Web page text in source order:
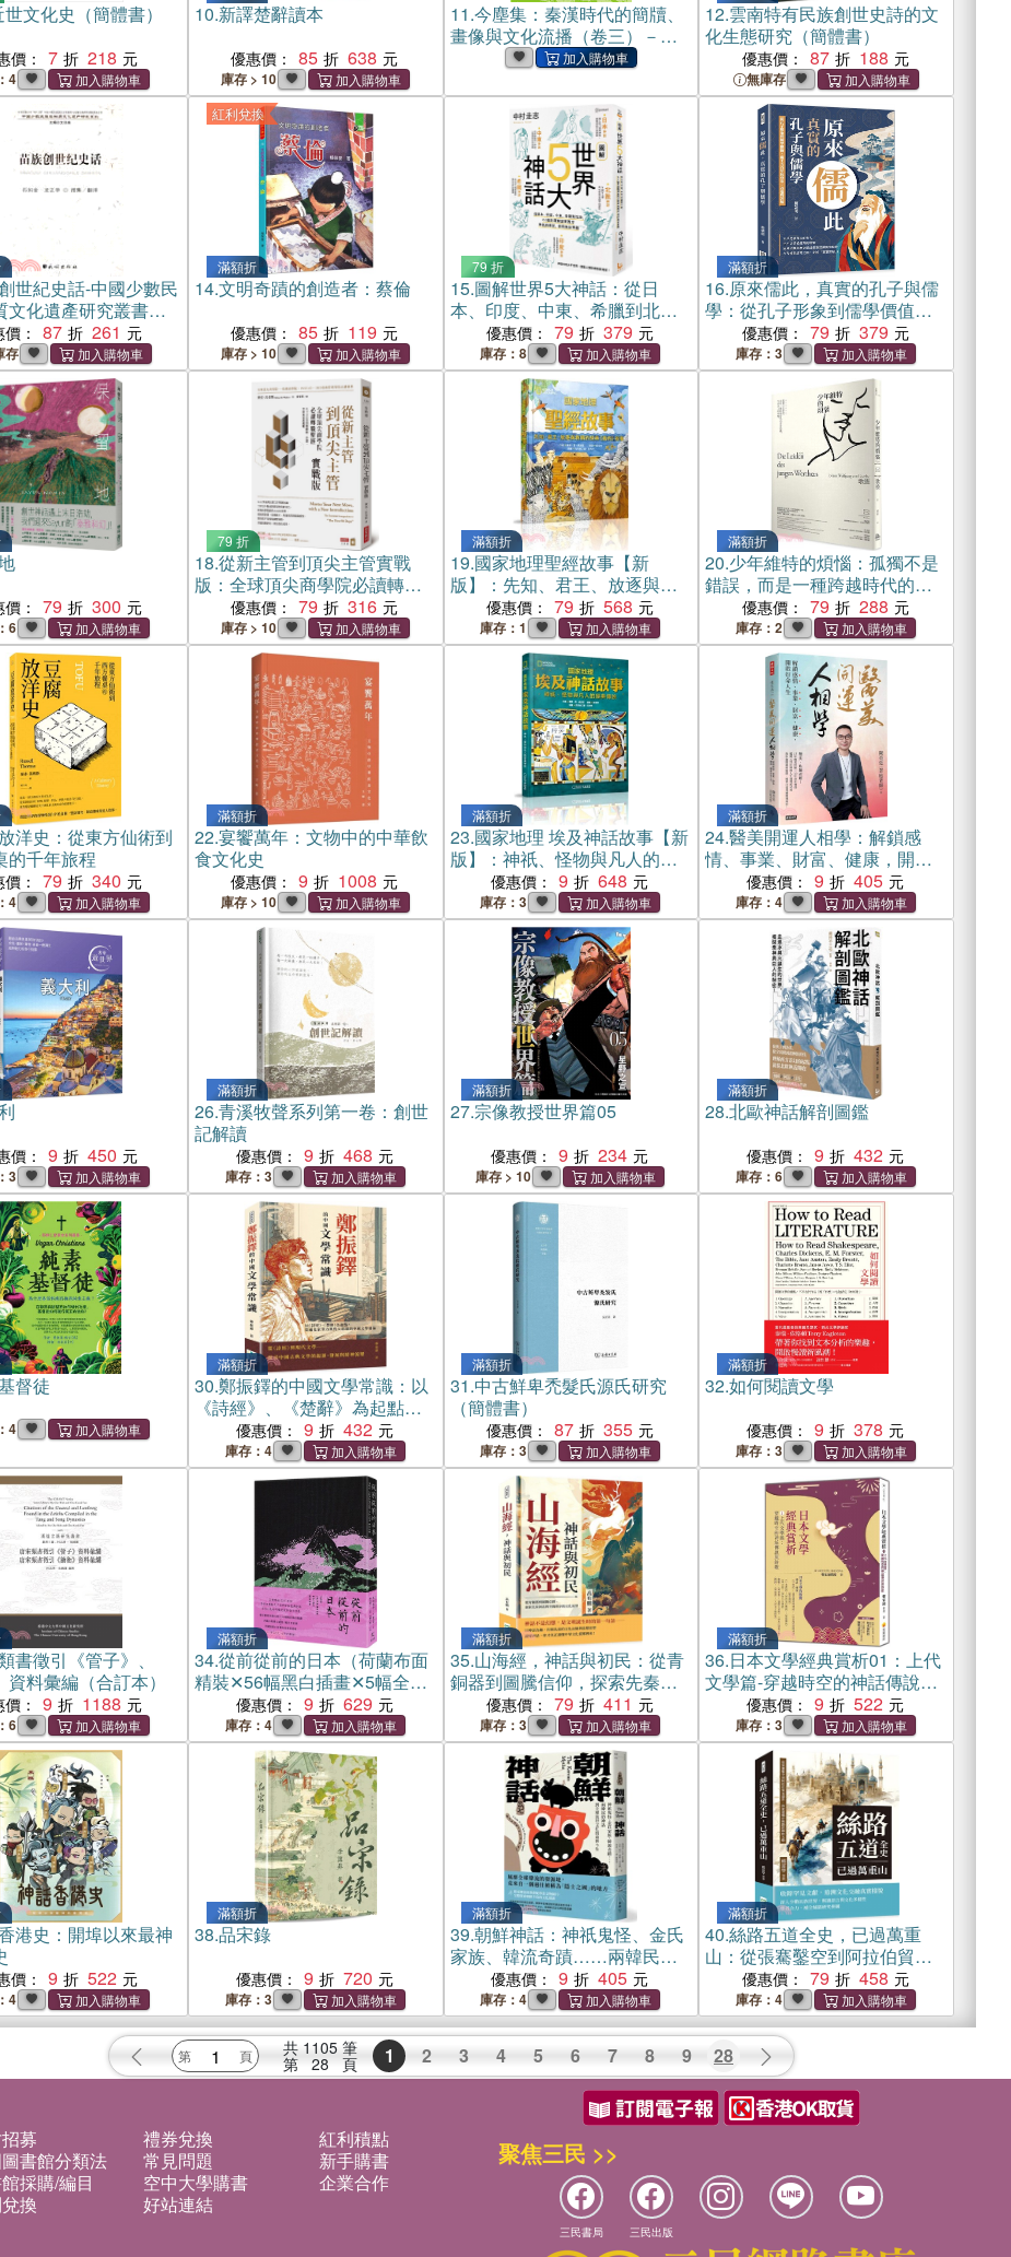
文化史（簡體書）
價： 7 218
4
10.新譯楚辭讀本
優惠價： 85 638
庫存 > 10
11.今塵集：秦漢時代的簡牘、
畫像與文化流播（卷三）－簡
牘、畫像與傳世文獻互證(電子
12.雲南特有民族創世史詩的文
化生態研究（簡體書）
優惠價： 87 188
無庫存
世紀史話-中國少數民
文化遺產研究叢書
）： 87 261
存
紅利兌換
滿額折
14.文明奇蹟的創造者：蔡倫
優惠價： 85 119
庫存 > 10
79 折
15.圖解世界5大神話：從日
本、印度、中東、希臘到北
歐，65個主題解讀東西方神祇
與傳說、信仰與世界觀
優惠價： 79 379
庫存：8
滿額折
16.原來儒此，真實的孔子與儒
學：從孔子形象到儒學價值，
兩千五百年的尊崇、改造與誤
優惠價： 79 379
庫存：3
： 79 300
6
79 折
18.從新主管到頂尖主管實戰
版：全球頂尖商學院必讀轉職
聖經，九十天完美因應轉職、
升遷、空降與接班挑戰
優惠價： 79 316
庫存 > 10
滿額折
19.國家地理聖經故事【新
版】：先知、君王、放逐與救
贖的經典《舊約》故事
優惠價： 79 568
庫存：1
滿額折
20.少年維特的煩惱：孤獨不是
錯誤，而是一種跨越時代的青
春結構，生而為人的常態【國
際譯聯最高榮譽獎得主最新修
訂典藏版】
優惠價： 79 288
庫存：2
洋史：從東方仙術到
的千年旅程
： 79 340
4
滿額折
22.宴饗萬年：文物中的中華飲
食文化史
優惠價： 9 1008
庫存 > 10
滿額折
23.國家地理 埃及神話故事【新
版】：神祇、怪物與凡人的經
典傳說優惠價： 9 648
庫存：3
滿額折
24.醫美開運人相學：解鎖感
情、事業、財富、健康，開啟
好命人生優惠價： 9 405
庫存：4
價： 9 450
3
滿額折
26.青溪牧聲系列第一卷：創世
記解讀
優惠價： 9 468
庫存：3
滿額折
27.宗像教授世界篇05
優惠價： 9 234
庫存 > 10
滿額折
28.北歐神話解剖圖鑑
優惠價： 9 432
庫存：6
督徒
4
滿額折
30.鄭振鐸的中國文學常識：以
《詩經》、《楚辭》為起點，
貫通史家筆力與哲人思想的中
國文學通論
優惠價： 9 432
庫存：4
滿額折
31.中古鮮卑禿髮氏源氏研究
（簡體書）
優惠價： 87 355
庫存：3
滿額折
32.如何閱讀文學
優惠價： 9 378
庫存：3
書徵引《管子》、
資料彙編（合訂本）
： 9 1188
6
滿額折
34.從前從前的日本（荷蘭布面
精裝✕56幅黑白插畫✕5幅全頁
彩圖；22則日本經典童話以最
美的樣貌獻給台灣讀者）
優惠價： 9 629
庫存：4
滿額折
35.山海經，神話與初民：從青
銅器到圖騰信仰，探索先秦神
話與空間秩序的文化原型
優惠價： 79 411
庫存：3
滿額折
36.日本文學經典賞析01：上代
文學篇-穿越時空的神話傳說與
優惠價： 9 522
庫存：3
港史：開埠以來最神
價： 9 522
4
滿額折
38.品宋錄
優惠價： 9 720
庫存：3
滿額折
39.朝鮮神話：神祇鬼怪、金氏
家族、韓流奇蹟……兩韓民俗
神話到全球流行文化的前世今
優惠價： 9 405
庫存：4
滿額折
40.絲路五道全史，已過萬重
山：從張騫鑿空到阿拉伯貿易
盛世，探索建構於絲路的國際
互動
優惠價： 79 458
庫存：4
共 1105 筆
第 28 頁 1 2 3 4 5 6 7 8 9 28
募 禮券兌換
紅利積點
書館分類法 常見問題
新手購書
採購/編目 空中大學購書
企業合作
換 好站連結
聚焦三民 >>
三民書局 三民出版